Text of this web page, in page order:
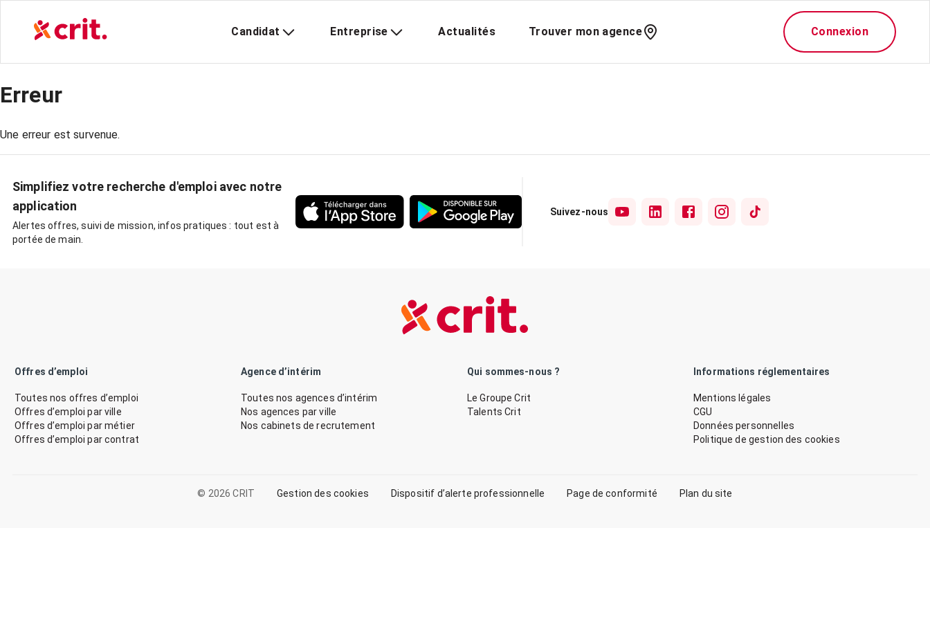
Candidat Entreprise Actualités Trouver mon agence Connexion
Erreur
Une erreur est survenue.
Simplifiez votre recherche d'emploi avec notre
application
Alertes offres, suivi de mission, infos pratiques : tout est à
portée de main.
Suivez-nous
Offres d’emploi
Toutes nos offres d’emploi
Offres d’emploi par ville
Offres d’emploi par métier
Offres d’emploi par contrat
Agence d’intérim
Toutes nos agences d’intérim
Nos agences par ville
Nos cabinets de recrutement
Qui sommes-nous ?
Le Groupe Crit
Talents Crit
Informations réglementaires
Mentions légales
CGU
Données personnelles
Politique de gestion des cookies
© 2026 CRIT Gestion des cookies Dispositif d’alerte professionnelle Page de conformité Plan du site